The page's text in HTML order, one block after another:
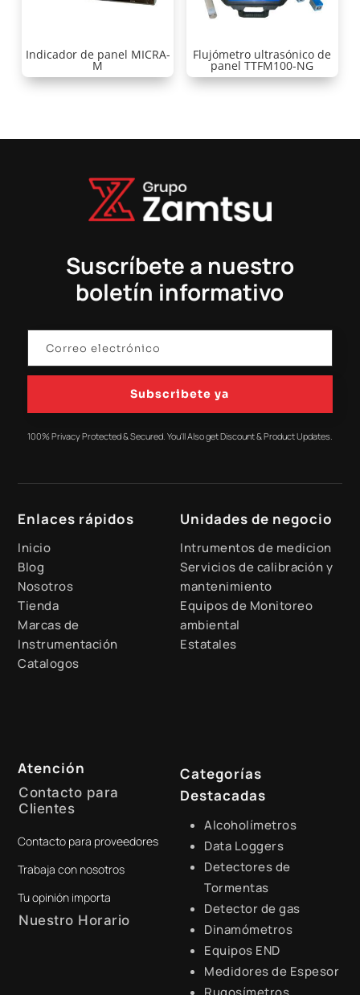
Indicador de panel MICRA-
M
Flujómetro ultrasónico de
panel TTFM100-NG
Suscríbete a nuestro
boletín informativo
Subscribete ya
100% Privacy Protected & Secured. You'll Also get Discount & Product Updates.
Enlaces rápidos
Inicio
Blog
Nosotros
Tienda
Marcas de
Instrumentación
Catalogos
Unidades de negocio
Intrumentos de medicion
Servicios de calibración y
mantenimiento
Equipos de Monitoreo
ambiental
Estatales
Atención
Contacto para
Clientes
+51 941 525 454
digital@zamtsu.com
Contacto para proveedores
Trabaja con nosotros
Tu opinión importa
Nuestro Horario
Categorías
Destacadas
Alcoholímetros
Data Loggers
Detectores de
Tormentas
Detector de gas
Dinamómetros
Equipos END
Medidores de Espesor